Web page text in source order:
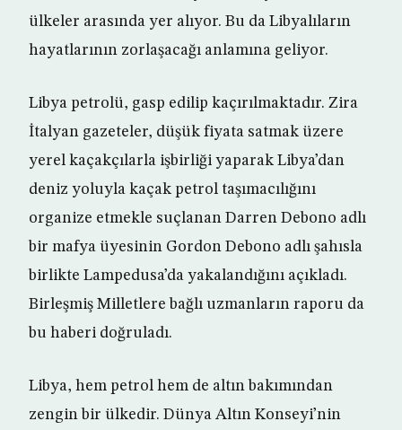
ülkeler arasında yer alıyor. Bu da Libyalıların
hayatlarının zorlaşacağı anlamına geliyor.
Libya petrolü, gasp edilip kaçırılmaktadır. Zira
İtalyan gazeteler, düşük fiyata satmak üzere
yerel kaçakçılarla işbirliği yaparak Libya’dan
deniz yoluyla kaçak petrol taşımacılığını
organize etmekle suçlanan Darren Debono adlı
bir mafya üyesinin Gordon Debono adlı şahısla
birlikte Lampedusa’da yakalandığını açıkladı.
Birleşmiş Milletlere bağlı uzmanların raporu da
bu haberi doğruladı.
Libya, hem petrol hem de altın bakımından
zengin bir ülkedir. Dünya Altın Konseyi’nin